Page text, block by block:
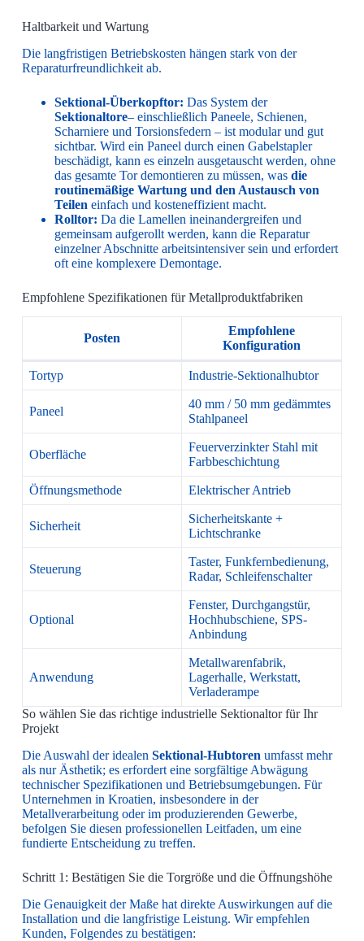
Haltbarkeit und Wartung
Die langfristigen Betriebskosten hängen stark von der
Reparaturfreundlichkeit ab.
Sektional-Überkopftor: Das System der
Sektionaltore– einschließlich Paneele, Schienen,
Scharniere und Torsionsfedern – ist modular und gut
sichtbar. Wird ein Paneel durch einen Gabelstapler
beschädigt, kann es einzeln ausgetauscht werden, ohne
das gesamte Tor demontieren zu müssen, was die
routinemäßige Wartung und den Austausch von
Teilen einfach und kosteneffizient macht.
Rolltor: Da die Lamellen ineinandergreifen und
gemeinsam aufgerollt werden, kann die Reparatur
einzelner Abschnitte arbeitsintensiver sein und erfordert
oft eine komplexere Demontage.
Empfohlene Spezifikationen für Metallproduktfabriken
Posten
Empfohlene
Konfiguration
Tortyp Industrie-Sektionalhubtor
Paneel
40 mm / 50 mm gedämmtes
Stahlpaneel
Oberfläche
Feuerverzinkter Stahl mit
Farbbeschichtung
Öffnungsmethode Elektrischer Antrieb
Sicherheit
Sicherheitskante +
Lichtschranke
Steuerung
Taster, Funkfernbedienung,
Radar, Schleifenschalter
Optional
Fenster, Durchgangstür,
Hochhubschiene, SPS-
Anbindung
Anwendung
Metallwarenfabrik,
Lagerhalle, Werkstatt,
Verladerampe
So wählen Sie das richtige industrielle Sektionaltor für Ihr
Projekt
Die Auswahl der idealen Sektional-Hubtoren umfasst mehr
als nur Ästhetik; es erfordert eine sorgfältige Abwägung
technischer Spezifikationen und Betriebsumgebungen. Für
Unternehmen in Kroatien, insbesondere in der
Metallverarbeitung oder im produzierenden Gewerbe,
befolgen Sie diesen professionellen Leitfaden, um eine
fundierte Entscheidung zu treffen.
Schritt 1: Bestätigen Sie die Torgröße und die Öffnungshöhe
Die Genauigkeit der Maße hat direkte Auswirkungen auf die
Installation und die langfristige Leistung. Wir empfehlen
Kunden, Folgendes zu bestätigen: